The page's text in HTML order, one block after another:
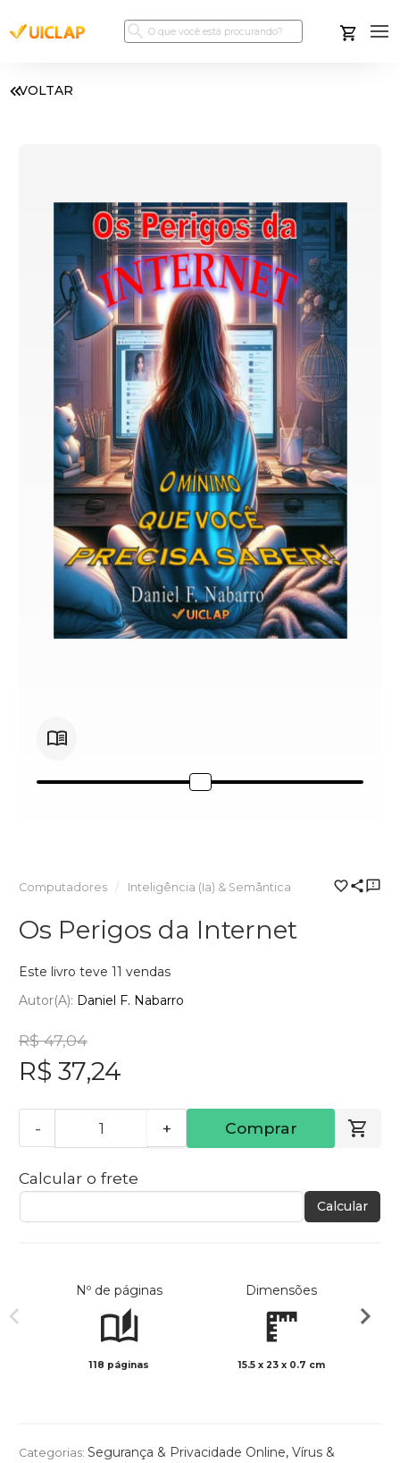
VOLTAR
Computadores Inteligência (Ia) & Semântica
Os Perigos da Internet
Este livro teve 11 vendas
Autor(a): Daniel F. Nabarro
R$ 47,04
R$ 37,24
- + Comprar
Calcular o frete
Calcular
Nº de páginas
118 páginas
Dimensões
15.5 x 23 x 0.7 cm
Categorias: Segurança & Privacidade Online, Vírus &